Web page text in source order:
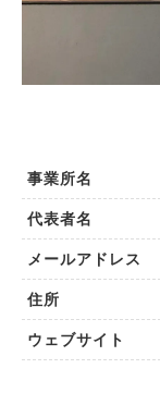
事業所名
代表者名
メールアドレス
住所
ウェブサイト